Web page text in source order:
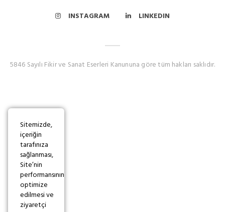
INSTAGRAM LINKEDIN
5846 Sayılı Fikir ve Sanat Eserleri Kanununa göre tüm hakları saklıdır.
Sitemizde,
içeriğin
tarafınıza
sağlanması,
Site’nin
performansının
optimize
edilmesi ve
ziyaretçi